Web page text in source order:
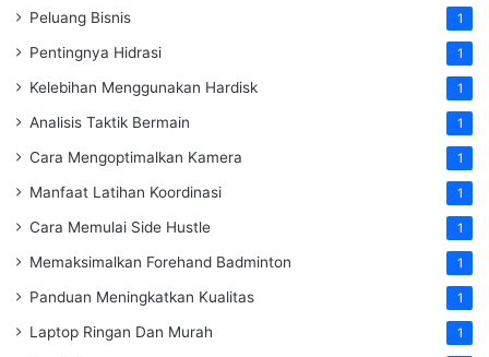
Peluang Bisnis 1
Pentingnya Hidrasi 1
Kelebihan Menggunakan Hardisk 1
Analisis Taktik Bermain 1
Cara Mengoptimalkan Kamera 1
Manfaat Latihan Koordinasi 1
Cara Memulai Side Hustle 1
Memaksimalkan Forehand Badminton 1
Panduan Meningkatkan Kualitas 1
Laptop Ringan Dan Murah 1